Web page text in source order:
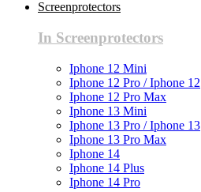
Screenprotectors
In Screenprotectors
Iphone 12 Mini
Iphone 12 Pro / Iphone 12
Iphone 12 Pro Max
Iphone 13 Mini
Iphone 13 Pro / Iphone 13
Iphone 13 Pro Max
Iphone 14
Iphone 14 Plus
Iphone 14 Pro